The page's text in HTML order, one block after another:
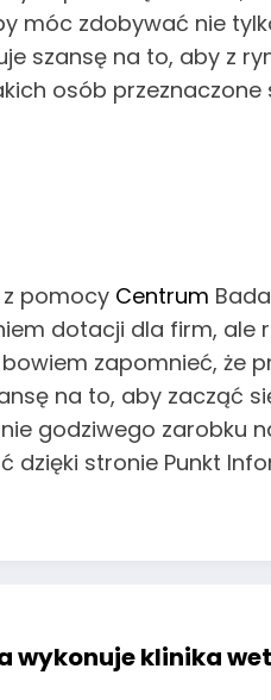
móc zdobywać nie
szansę na to, aby z
osób
pomocy Centrum
dotacji dla firm, ale
zapomnieć, że
na to, aby zacząć
godziwego zarobku
dzięki stronie Punkt
wykonuje klinika